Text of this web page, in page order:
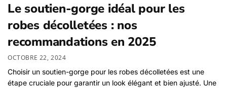
Le soutien-gorge idéal pour les
robes décolletées : nos
recommandations en 2025
OCTOBRE 22, 2024
Choisir un soutien-gorge pour les robes décolletées est une
étape cruciale pour garantir un look élégant et bien ajusté. Une